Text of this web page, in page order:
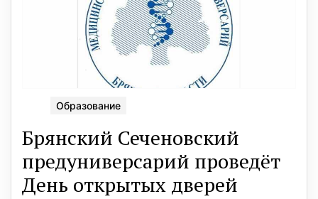
Образование
Брянский Сеченовский
предуниверсарий проведёт
День открытых дверей